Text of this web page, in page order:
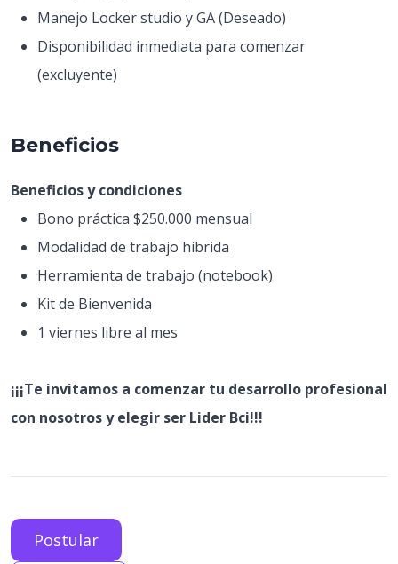
Manejo Locker studio y GA (Deseado)
Disponibilidad inmediata para comenzar
(excluyente)
Beneficios
Beneficios y condiciones
Bono práctica $250.000 mensual
Modalidad de trabajo hibrida
Herramienta de trabajo (notebook)
Kit de Bienvenida
1 viernes libre al mes
¡¡¡Te invitamos a comenzar tu desarrollo profesional
con nosotros y elegir ser Lider Bci!!!
Postular